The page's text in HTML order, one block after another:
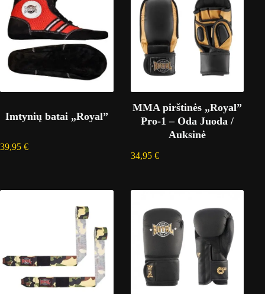
Imtynių batai „Royal”
39,95 €
MMA pirštinės „Royal”
Pro-1 – Oda Juoda /
Auksinė
34,95 €